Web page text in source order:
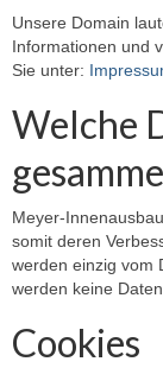
Produkte
Über mich
Unsere Domain
Informationen und
Sie unter:
Welche
Meyer-
somit deren
werden einzig vom
werden keine
Cookies